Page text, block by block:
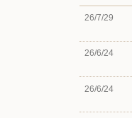
26/7/29
26/6/24
26/6/24